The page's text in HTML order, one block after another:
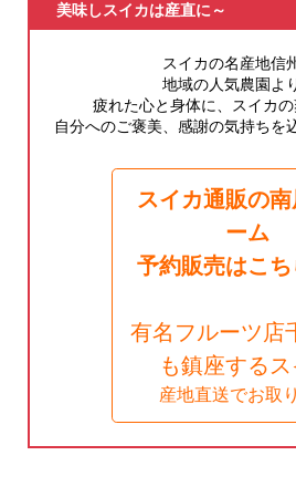
美味しスイカは産直に～
スイカの名産地信
地域の人気農園よ
疲れた心と身体に、スイカの
自分へのご褒美、感謝の気持ちを
スイカ通販の
ーム
予約販売はこち
有名フルーツ店
も鎮座するス
産地直送でお取